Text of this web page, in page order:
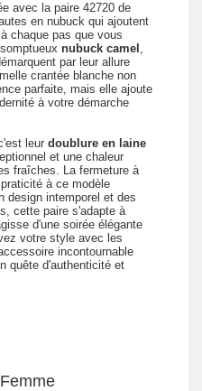
avec la paire 42720 de
en nubuck qui ajoutent
chaque pas que vous
nubuck camel ,
par leur allure
crantée blanche non
parfaite, mais elle ajoute
à votre démarche
leur doublure en laine
et une chaleur
fraîches. La fermeture à
à ce modèle
design intemporel et des
cette paire s'adapte à
d'une soirée élégante
votre style avec les
incontournable
quête d'authenticité et
Femme